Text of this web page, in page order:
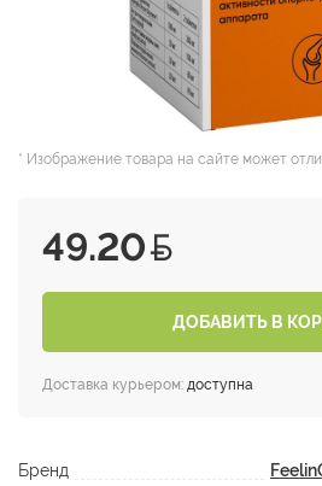
* Изображение товара на сайте может
49.20
ДОБАВИТЬ В
Доставка курьером: доступна
Бренд